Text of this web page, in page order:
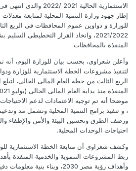
الاستثمارية الحالية 2021
إطار جهود وزارة التنمية المحلية لمتابعة معدلات
للوزارة و دواوين عموم المحافظات فى الربع
2021/2022، واتخاذ القرار التخطيطى
المنفذة بالمحافظات.
لتنفيذ مشروعات الخطة الاستثمارية للوزارة
الربع الثالث من خطة العام المالى الحالى،
موضحا أنه تم توجيه الاعتمادات لدعم
، و تنفيذ برامج التنمية المحلية وتشمل مد
ورصف الطرق وتحسين البيئة والأمن والإطفاء
احتياجات الوحدات المحلية.
وكشف شعراوى أن متابعة الخطة الاستثمارية
ربط المشروعات التنموية والخدمية المنفذة
وأهداف رؤية مصر 2030، وبناء بنية